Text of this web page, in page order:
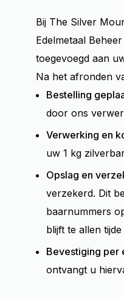
Bij The Silver
Edelmetaal
toegevoegd aan
Na het afronden
Bestelling
door ons
Verwerking en
uw 1 kg
Opslag en
verzekerd. Dit
baarnummers
blijft te allen
Bevestiging per
ontvangt u